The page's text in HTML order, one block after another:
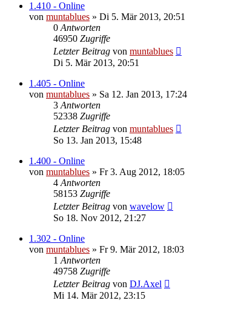
1.410 - Online
von muntablues » Di 5. Mär 2013, 20:51
0 Antworten
46950 Zugriffe
Letzter Beitrag von muntablues
Di 5. Mär 2013, 20:51
1.405 - Online
von muntablues » Sa 12. Jan 2013, 17:24
3 Antworten
52338 Zugriffe
Letzter Beitrag von muntablues
So 13. Jan 2013, 15:48
1.400 - Online
von muntablues » Fr 3. Aug 2012, 18:05
4 Antworten
58153 Zugriffe
Letzter Beitrag von wavelow
So 18. Nov 2012, 21:27
1.302 - Online
von muntablues » Fr 9. Mär 2012, 18:03
1 Antworten
49758 Zugriffe
Letzter Beitrag von DJ.Axel
Mi 14. Mär 2012, 23:15